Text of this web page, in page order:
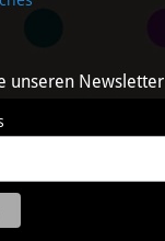
unseren Newsletter